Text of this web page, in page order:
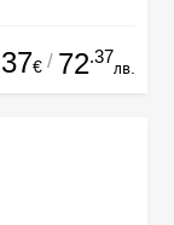
37€ / 72.37
лв.